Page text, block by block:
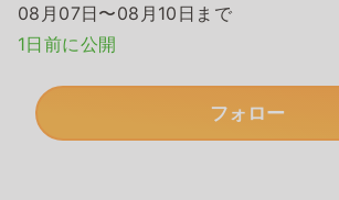
08月07日〜08月10日まで
1日前に公開
フォロー